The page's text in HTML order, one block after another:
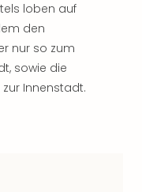
loben auf
den
nur so zum
sowie die
Innenstadt.